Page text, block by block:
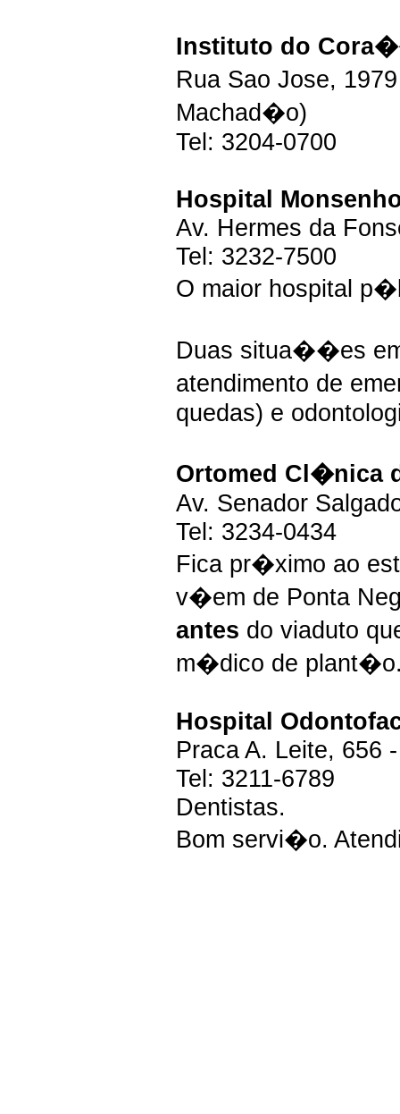
Instituto do
Rua Sao Jose,
Machad�o)
Tel: 3204-0700
Hospital
Av. Hermes da
Tel: 3232-7500
O maior hospital
Duas situa��es
atendimento de
quedas) e
Ortomed Cl�nica
Av. Senador
Tel: 3234-0434
Fica pr�ximo ao
v�em de Ponta
antes do viaduto
m�dico de
Hospital
Praca A. Leite, 656
Tel: 3211-6789
Dentistas.
Bom servi�o.